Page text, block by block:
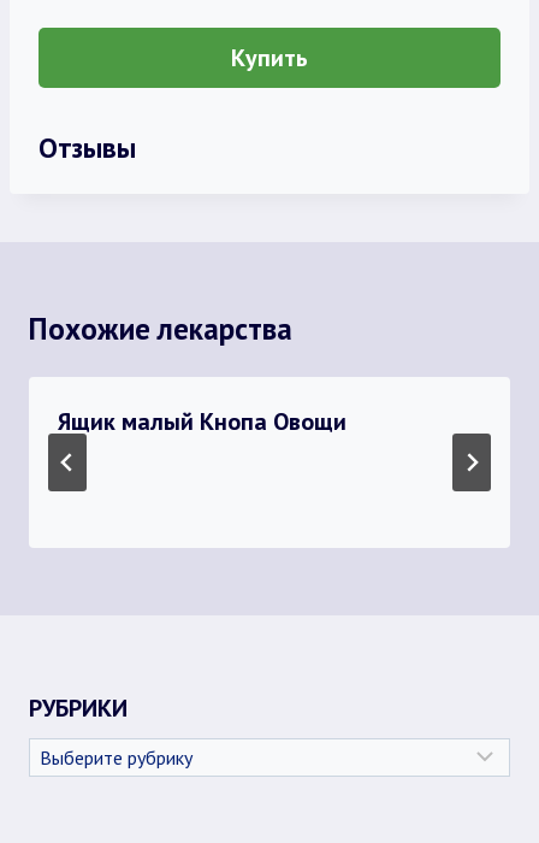
Купить
Отзывы
Похожие лекарства
Ящик малый Кнопа Овощи
РУБРИКИ
Рубрики